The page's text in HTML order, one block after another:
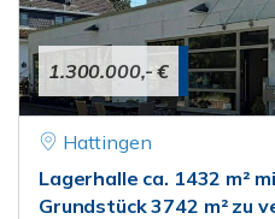
1.300.000,- €
Hattingen
Lagerhalle ca. 1432 m²
Grundstück 3742 m² zu